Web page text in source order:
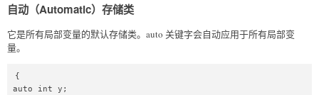
自动（Automatic）存储类
它是所有局部变量的默认存储类。auto 关键字会自动应用于所有局部变
量。
{
auto int y;